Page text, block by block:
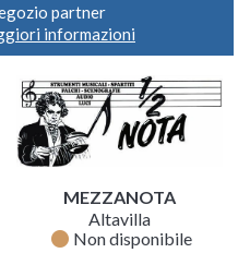
partner
informazioni
MEZZANOTA
Altavilla
fiber_manual_record Non disponibile